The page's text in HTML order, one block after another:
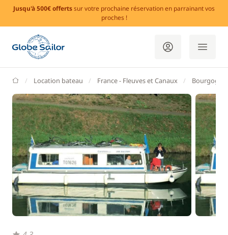
Jusqu'à 500€ offertssur votre prochaine réservation en parrainant vos
proches !
GlobeSailor
Location bateau France - Fleuves et Canaux Bourgogne